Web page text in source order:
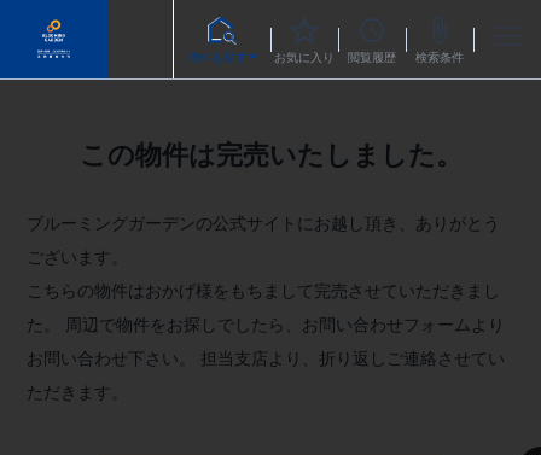
物件を探す お気に入り 閲覧履歴 検索条件
この物件は完売いたしました。
ブルーミングガーデンの公式サイトにお越し頂き、ありがとう
ございます。
こちらの物件はおかげ様をもちまして完売させていただきまし
た。
周辺で物件をお探しでしたら、お問い合わせフォームより
お問い合わせ下さい。
担当支店より、折り返しご連絡させてい
ただきます。